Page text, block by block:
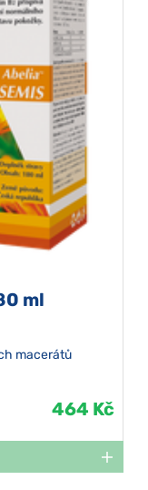
ml
macerátů
464 Kč